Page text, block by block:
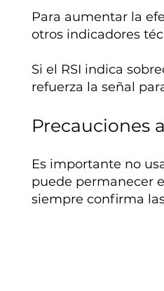
Para aumentar la
otros indicadores
Si el RSI indica
refuerza la señal
Precauciones
Es importante no
puede permanecer
siempre confirma